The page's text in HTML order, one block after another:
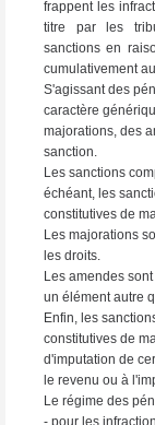
frappent les
titre par les
sanctions en
cumulativement
S'agissant des
caractère
majorations, des
sanction.
Les sanctions
échéant, les
constitutives de
Les majorations
les droits.
Les amendes
un élément autre
Enfin, les
constitutives de
d'imputation de
le revenu ou à
Le régime des